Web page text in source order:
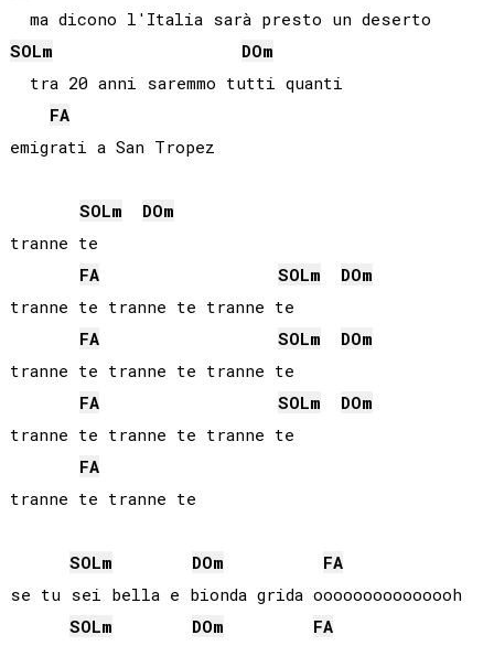
SOLm DOm
  tra 20 anni saremmo tutti quanti
FA
emigrati a San Tropez
SOLm DOm
tranne te
FA
SOLm DOm
tranne te tranne te tranne te
FA
SOLm DOm
tranne te tranne te tranne te
FA
SOLm DOm
tranne te tranne te tranne te
FA
tranne te tranne te
SOLm DOm
FA
se tu sei bella e bionda grida ooooooooooooooh
SOLm DOm
FA